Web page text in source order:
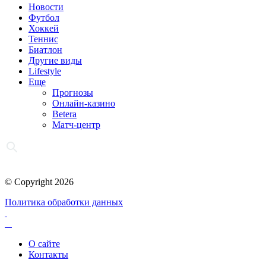
Новости
Футбол
Хоккей
Теннис
Биатлон
Другие виды
Lifestyle
Еще
Прогнозы
Онлайн-казино
Betera
Матч-центр
© Copyright 2026
Политика обработки данных
О сайте
Контакты